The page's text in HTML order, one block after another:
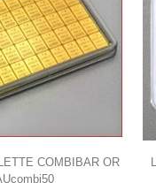
COMBIBAR OR
50X1G